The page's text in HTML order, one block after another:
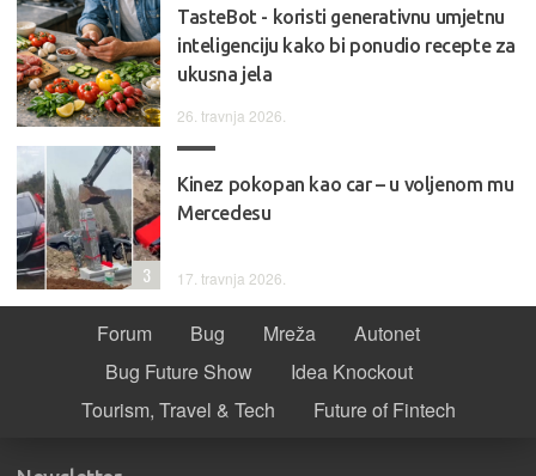
TasteBot - koristi generativnu umjetnu
inteligenciju kako bi ponudio recepte za
ukusna jela
26. travnja 2026.
Kinez pokopan kao car – u voljenom mu
Mercedesu
17. travnja 2026.
3
Forum Bug Mreža
Autonet
Bug Future Show
Idea Knockout
Tourism, Travel & Tech
Future of Fintech